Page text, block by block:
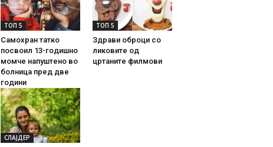
ТОП 5
Самохран татко
посвоил 13-годишно
момче напуштено во
болница пред две
години
ТОП 5
Здрави оброци со
ликовите од
цртаните филмови
СЛАЈДЕР